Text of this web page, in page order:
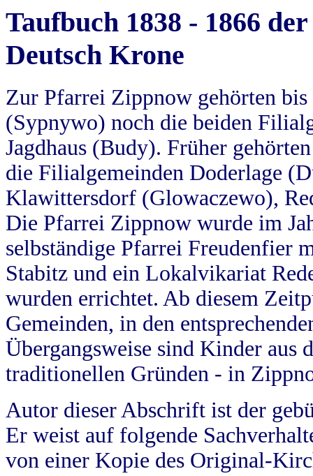
Taufbuch 1838 - 1866
Deutsch Krone
Zur Pfarrei Zippnow gehörten
(Sypnywo) noch die beiden
Jagdhaus (Budy). Früher
die Filialgemeinden Doderlage
Klawittersdorf (Glowaczewo),
Die Pfarrei Zippnow wurde im
selbständige Pfarrei Freudenfier
Stabitz und ein Lokalvikariat
wurden errichtet. Ab diesem
Gemeinden, in den
Übergangsweise sind Kinder aus
traditionellen Gründen - in
Autor dieser Abschrift ist der
Er weist auf folgende
von einer Kopie des Original-